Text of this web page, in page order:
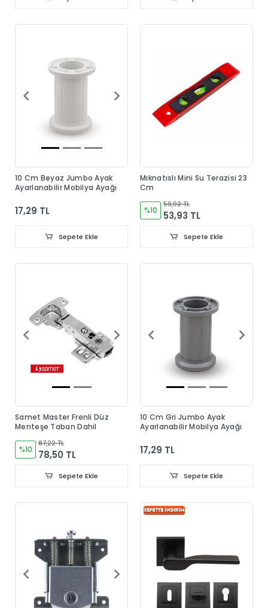
10 Cm Beyaz Jumbo Ayak
Ayarlanabilir Mobilya Ayağı
17,29 TL
Sepete Ekle
Mıknatıslı Mini Su Terazisi 23
Cm
%10
59,92 TL
53,93 TL
Sepete Ekle
Samet Master Frenli Düz
Menteşe Taban Dahil
%10
87,22 TL
78,50 TL
Sepete Ekle
10 Cm Gri Jumbo Ayak
Ayarlanabilir Mobilya Ayağı
17,29 TL
Sepete Ekle